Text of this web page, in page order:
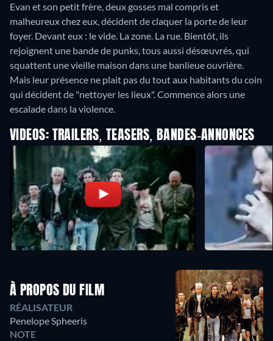
Evan et son petit frère, deux gosses mal compris et
malheureux chez eux, décident de claquer la porte de leur
foyer. Devant eux : le vide. La zone. La rue. Bientôt, ils
rejoignent une bande de punks, tous aussi désœuvrés, qui
squattent une vieille maison dans une banlieue ouvrière.
Mais leur présence ne plait pas du tout aux habitants du coin
qui décident de "nettoyer les lieux". Commence alors une
escalade dans la violence.
VIDEOS: TRAILERS, TEASERS, BANDES-ANNONCES
À PROPOS DU FILM
RÉALISATEUR
Penelope Spheeris
NOTE